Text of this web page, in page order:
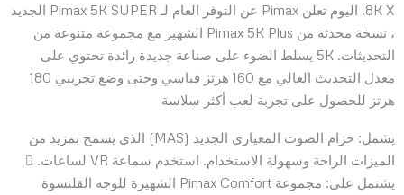
8K X. اليوم تعلن Pimax عن التوفر العام لـ Pimax 5K SUPER الجديد
، نسخة محدثة من Pimax 5K Plus الشهير مع مجموعة متنوعة من
التحديثات. 5K يسلط الضوء على صناعة جديدة رائدة تحتوي على
معدل التحديث العالي مع 160 هرتز قياسي وحتى وضع تجريبي 180
هرتز للحصول على تجربة لعب أكثر سلاسة
يشمل: حزام الصوت المعياري الجديد (MAS) الذي يسمح بمزيد من
الميزات الراحة وسهولة الاستخدام. استخدم سماعة VR لساعات. 
يشتمل على: مجموعة Pimax Comfort الشهيرة للوجه القلنسوة